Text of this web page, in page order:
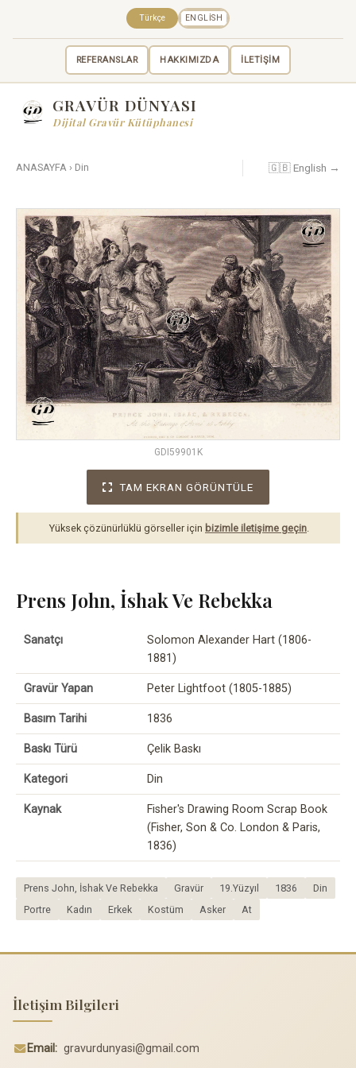
REFERANSLAR HAKKIMIZDA İLETİŞİM
Türkçe ENGLISH
GRAVÜR DÜNYASI
Dijital Gravür Kütüphanesi
ANASAYFA › Din 🇬🇧 English →
GDI59901K
TAM EKRAN GÖRÜNTÜLE
Yüksek çözünürlüklü görseller için bizimle iletişime geçin
Prens John, İshak Ve Rebekka
Sanatçı
Solomon Alexander Hart (1806-
1881)
Gravür Yapan Peter Lightfoot (1805-1885)
Basım Tarihi 1836
Baskı Türü Çelik Baskı
Kategori Din
Kaynak
Fisher's Drawing Room Scrap Book
(Fisher, Son & Co. London & Paris,
1836)
Prens John, İshak Ve Rebekka Gravür 19.Yüzyıl 1836
Din
Portre
Kadın Erkek Kostüm Asker At
İletişim Bilgileri
Email: gravurdunyasi@gmail.com